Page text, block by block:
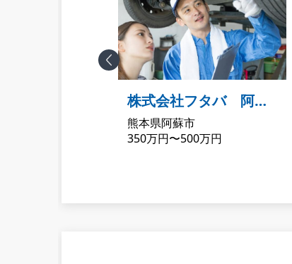
Previous
株式会社フタバ 阿蘇
営業所
熊本県阿蘇市
350万円〜500万円